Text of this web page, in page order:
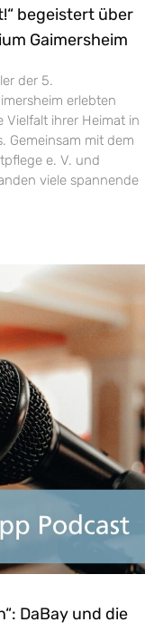
begeistert über
Gaimersheim
der 5.
erlebten
Vielfalt ihrer Heimat in
Gemeinsam mit dem
e. V. und
viele spannende
DaBay und die